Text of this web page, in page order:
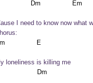
I need to know now what
loneliness is killing me